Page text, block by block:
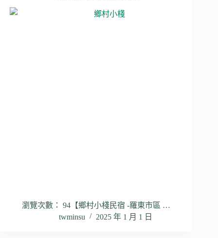
瀏覽次數： 94【鄉村小棧民宿 -羅東市區 …
twminsu
2025 年 1 月 1 日